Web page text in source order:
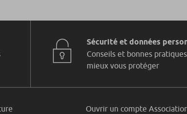
Sécurité et données
Conseils et bonnes
mieux vous protéger
Ouvrir un compte